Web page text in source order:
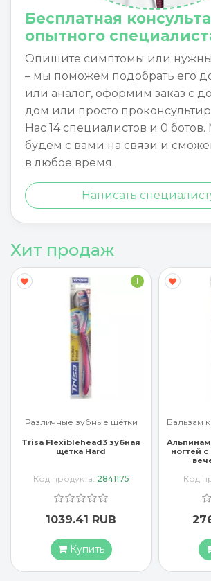
Бесплатная
опытного
Опишите симптомы или
– мы поможем подобрать его
или аналог, оформим заказ с
дом или просто
Нас 14 специалистов и 0
будем с вами на связи и
в любое время.
Написать
Хит продаж
Различные зубные щётки
Trisa Flexiblehead3 зубная
щётка Hard
Код продукта: 2841175
1039.41 RUB
Купить
Бальзам
ногтей
Код